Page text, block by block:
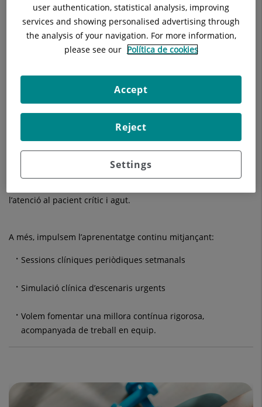
Actualment col·laborem amb la Universitat Internacional de
Catalunya (UIC), acollint estudiants de medicina en les seves
avançades. Igualment, rebem estudiants internacionals a
través de programes d’intercanvi amb universitats de prestigi
a nivell europeu i mundial.
El servei també forma part de l’itinerari formatiu de residents
Anestesiologia i Cures Intensives, que fan rotacions a
l’atenció al pacient crític i agut.
A més, impulsem l’aprenentatge continu mitjançant:
Sessions clíniques periòdiques setmanals
Simulació clínica d’escenaris urgents
Volem fomentar una millora contínua rigorosa,
acompanyada de treball en equip.
user authentication, statistical analysis, improving
services and showing personalised advertising through
the analysis of your navigation. For more information,
please see our Política de cookies
Settings
Reject
Accept